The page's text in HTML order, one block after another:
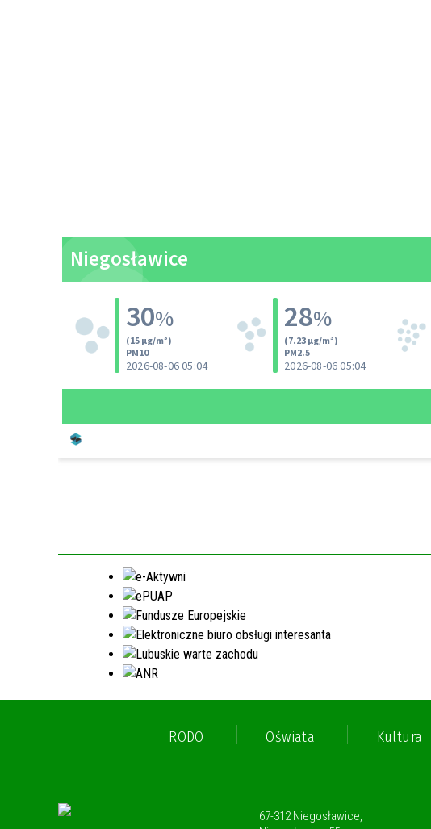
RODO Oświata Kultura
67-312 Niegosławice,